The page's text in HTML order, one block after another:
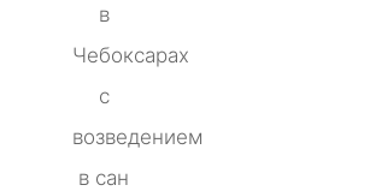
в
Чебоксарах
с
возведением
в сан